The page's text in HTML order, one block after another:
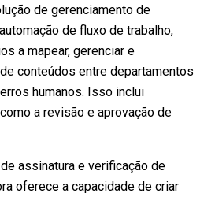
de gerenciamento de
de fluxo de trabalho,
a mapear, gerenciar e
conteúdos entre departamentos
humanos. Isso inclui
a revisão e aprovação de
assinatura e verificação de
oferece a capacidade de criar